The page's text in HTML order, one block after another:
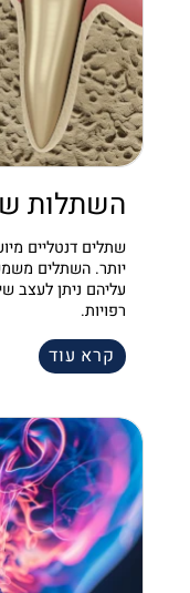
השתלות
שתלים דנטליים
יותר. השתלים
עליהם ניתן לעצב
רפויות.
קרא עוד